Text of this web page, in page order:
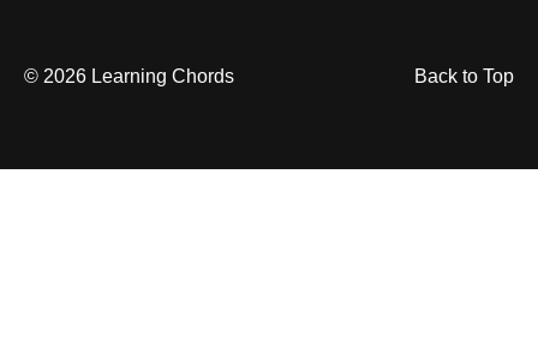
Back to Top
© 2026 Learning Chords